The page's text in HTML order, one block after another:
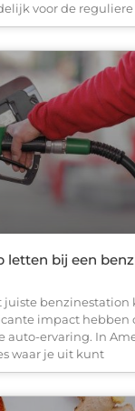
voor de reguliere
letten bij een
juiste benzinestation
impact hebben
auto-ervaring. In
waar je uit kunt